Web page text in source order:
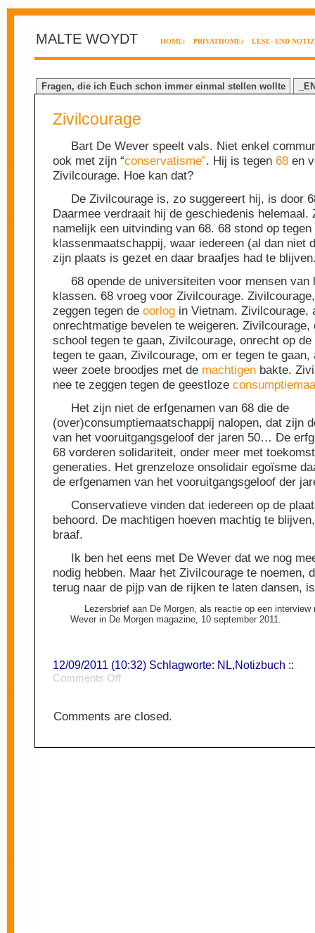
MALTE WOYDT HOME: PRIVATHOME: LESE- UND
Fragen, die ich Euch schon immer einmal stellen wollte
Zivilcourage
Bart De Wever speelt vals. Niet enkel
ook met zijn “conservatisme”. Hij is tegen 68 en
Zivilcourage. Hoe kan dat?
De Zivilcourage is, zo suggereert hij, is door
Daarmee verdraait hij de geschiedenis helemaal.
namelijk een uitvinding van 68. 68 stond op
klassenmaatschappij, waar iedereen (al dan niet
zijn plaats is gezet en daar braafjes had te
68 opende de universiteiten voor mensen van
klassen. 68 vroeg voor Zivilcourage.
zeggen tegen de oorlog in Vietnam. Zivilcourage,
onrechtmatige bevelen te weigeren. Zivilcourage,
school tegen te gaan, Zivilcourage, onrecht op
tegen te gaan, Zivilcourage, om er tegen te
weer zoete broodjes met de machtigen bakte.
nee te zeggen tegen de geestloze
Het zijn niet de erfgenamen van 68 die de
(over)consumptiemaatschappij nalopen, dat zijn
van het vooruitgangsgeloof der jaren 50… De
68 vorderen solidariteit, onder meer met
generaties. Het grenzeloze onsolidair egoïsme
de erfgenamen van het vooruitgangsgeloof der
Conservatieve vinden dat iedereen op de
behoord. De machtigen hoeven machtig te
braaf.
Ik ben het eens met De Wever dat we nog
nodig hebben. Maar het Zivilcourage te noemen,
terug naar de pijp van de rijken te laten dansen,
Lezersbrief aan De Morgen, als reactie op een interview
Wever in De Morgen magazine, 10 september 2011.
12/09/2011 (10:32) Schlagworte: NL,Notizbuch ::
Comments Offon
Comments are closed.